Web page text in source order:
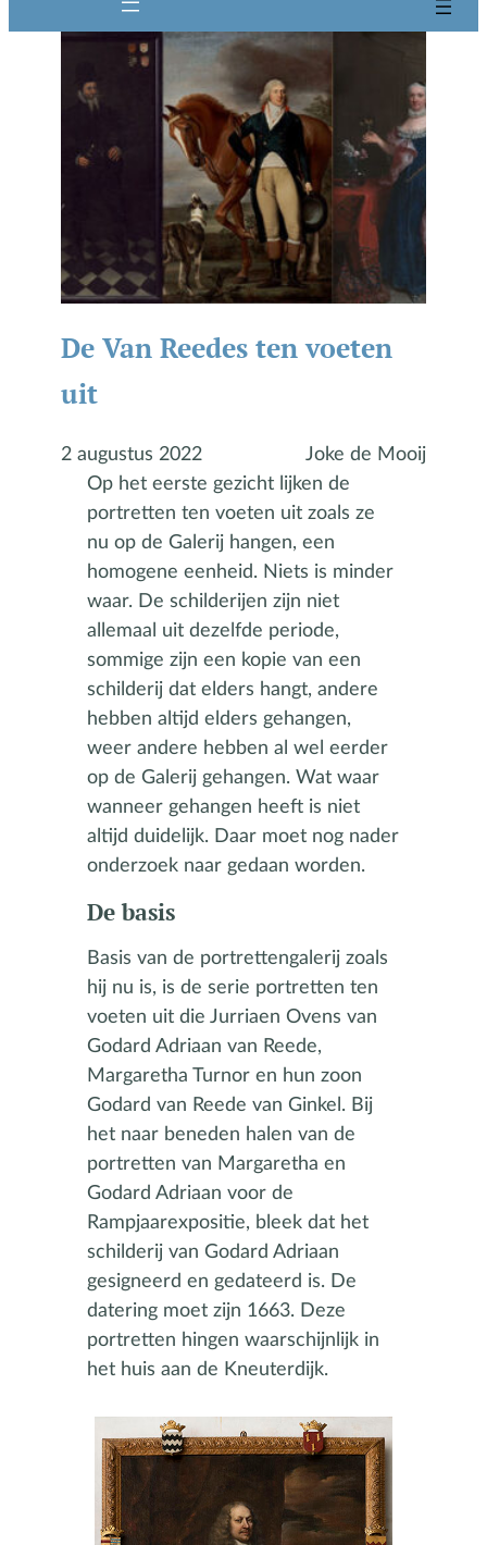
De Van Reedes ten voeten
uit
2 augustus 2022
Joke de Mooij
Op het eerste gezicht lijken de
portretten ten voeten uit zoals ze
nu op de Galerij hangen, een
homogene eenheid. Niets is minder
waar. De schilderijen zijn niet
allemaal uit dezelfde periode,
sommige zijn een kopie van een
schilderij dat elders hangt, andere
hebben altijd elders gehangen,
weer andere hebben al wel eerder
op de Galerij gehangen. Wat waar
wanneer gehangen heeft is niet
altijd duidelijk. Daar moet nog nader
onderzoek naar gedaan worden.
De basis
Basis van de portrettengalerij zoals
hij nu is, is de serie portretten ten
voeten uit die Jurriaen Ovens van
Godard Adriaan van Reede,
Margaretha Turnor en hun zoon
Godard van Reede van Ginkel. Bij
het naar beneden halen van de
portretten van Margaretha en
Godard Adriaan voor de
Rampjaarexpositie, bleek dat het
schilderij van Godard Adriaan
gesigneerd en gedateerd is. De
datering moet zijn 1663. Deze
portretten hingen waarschijnlijk in
het huis aan de Kneuterdijk.